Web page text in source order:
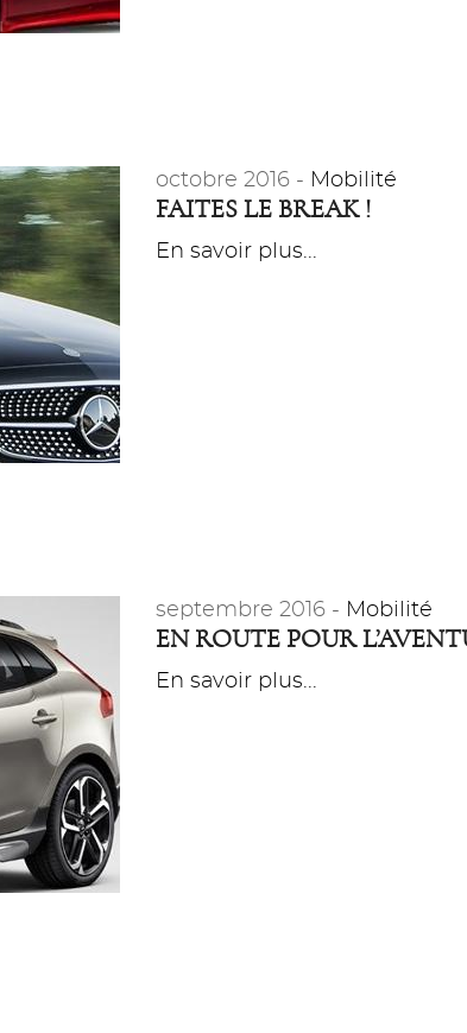
octobre 2016 - Mobilité
FAITES LE BREAK !
En savoir plus...
septembre 2016 - Mobilité
EN ROUTE POUR
En savoir plus...